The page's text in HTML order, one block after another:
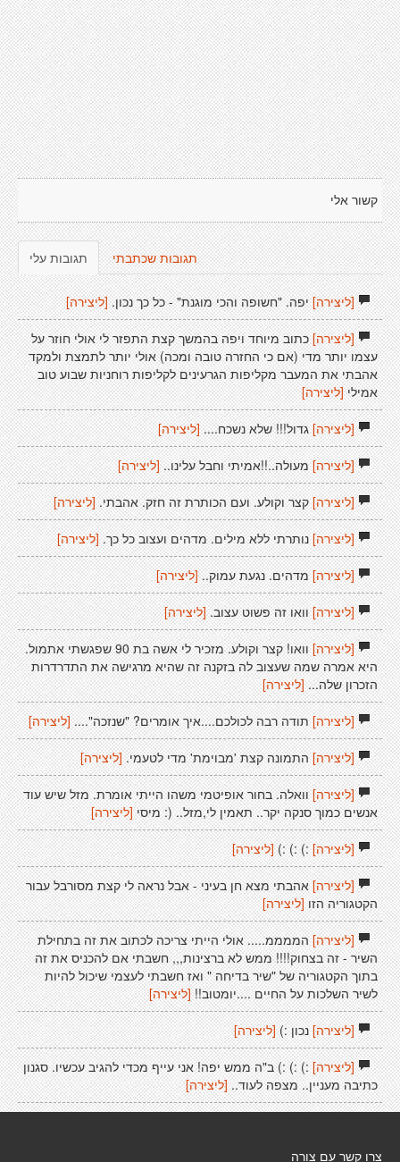
קשור אלי
תגובות עלי תגובות שכתבתי
[ליצירה]יפה. "חשופה והכי מוגנת" - כל כך נכון. [ליצירה]
[ליצירה]כתוב מיוחד ויפה בהמשך קצת התפזר לי אולי חוזר על
עצמו יותר מדי (אם כי החזרה טובה ומכה) אולי יותר לתמצת ולמקד
אהבתי את המעבר מקליפות הגרעינים לקליפות רוחניות שבוע טוב
אמילי [ליצירה]
[ליצירה]גדול!!! שלא נשכח.... [ליצירה]
[ליצירה]מעולה..!!אמיתי וחבל עלינו.. [ליצירה]
[ליצירה]קצר וקולע. ועם הכותרת זה חזק. אהבתי. [ליצירה]
[ליצירה]נותרתי ללא מילים. מדהים ועצוב כל כך.[ליצירה]
[ליצירה]מדהים. נגעת עמוק.. [ליצירה]
[ליצירה]וואו זה פשוט עצוב. [ליצירה]
[ליצירה]
וואו! קצר וקולע. מזכיר לי אשה בת 90 שפגשתי אתמול.
היא אמרה שמה שעצוב לה בזקנה זה שהיא מרגישה את התדרדרות
הזכרון שלה... [ליצירה]
[ליצירה]תודה רבה לכולכם....איך אומרים? "שנזכה".... [ליצירה]
[ליצירה]התמונה קצת 'מבוימת' מדי לטעמי. [ליצירה]
[ליצירה]וואלה. בחור אופיטמי משהו הייתי אומרת. מזל שיש עוד
אנשים כמוך סנקה יקר.. תאמין לי,מזל.. (: מיסי [ליצירה]
[ליצירה]:) :) :) [ליצירה]
[ליצירה]אהבתי מצא חן בעיני - אבל נראה לי קצת מסורבל עבור
הקטגוריה הזו [ליצירה]
[ליצירה]הממממ..... אולי הייתי צריכה לכתוב את זה בתחילת
השיר - זה בצחוק!!!! ממש לא ברצינות,,, חשבתי אם להכניס את זה
בתוך הקטגוריה של "שיר בדיחה " ואז חשבתי לעצמי שיכול להיות
לשיר השלכות על החיים ....יומטוב!! [ליצירה]
[ליצירה]נכון :)[ליצירה]
[ליצירה]:) :) :) ב"ה ממש יפה! אני עייף מכדי להגיב עכשיו. סגנון
כתיבה מעניין.. מצפה לעוד.. [ליצירה]
צרו קשר עם צורה